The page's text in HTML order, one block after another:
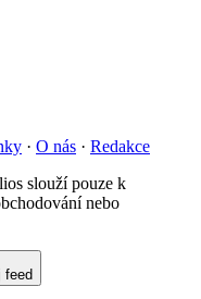
· O nás · Redakce
slouží pouze k
nebo
feed